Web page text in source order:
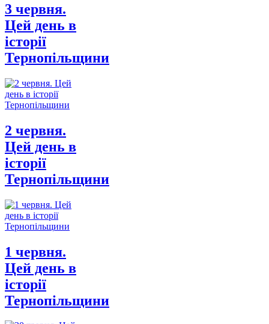
3 червня.
Цей день в
історії
Тернопільщини
2 червня.
Цей день в
історії
Тернопільщини
1 червня.
Цей день в
історії
Тернопільщини